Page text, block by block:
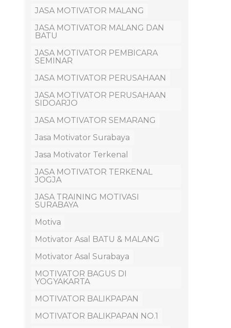
JASA MOTIVATOR MALANG
JASA MOTIVATOR MALANG DAN
BATU
JASA MOTIVATOR PEMBICARA
SEMINAR
JASA MOTIVATOR PERUSAHAAN
JASA MOTIVATOR PERUSAHAAN
SIDOARJO
JASA MOTIVATOR SEMARANG
Jasa Motivator Surabaya
Jasa Motivator Terkenal
JASA MOTIVATOR TERKENAL
JOGJA
JASA TRAINING MOTIVASI
SURABAYA
Motiva
Motivator Asal BATU & MALANG
Motivator Asal Surabaya
MOTIVATOR BAGUS DI
YOGYAKARTA
MOTIVATOR BALIKPAPAN
MOTIVATOR BALIKPAPAN NO.1